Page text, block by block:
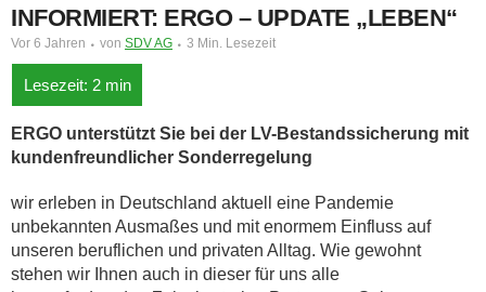
INFORMIERT: ERGO – UPDATE „LEBEN“
Vor 6 Jahren von SDV AG 3 Min. Lesezeit
ERGO unterstützt Sie bei der LV-Bestandssicherung mit
kundenfreundlicher Sonderregelung
wir erleben in Deutschland aktuell eine Pandemie
unbekannten Ausmaßes und mit enormem Einfluss auf
unseren beruflichen und privaten Alltag. Wie gewohnt
stehen wir Ihnen auch in dieser für uns alle